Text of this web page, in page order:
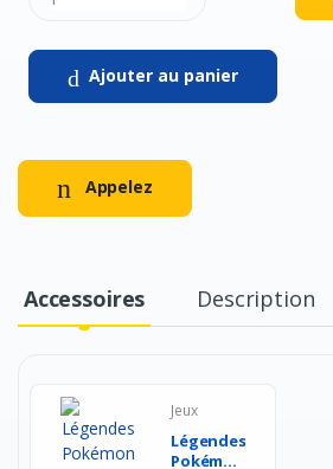
Ajouter au panier
Appelez
Accessoires Description
Jeux
Légendes
Pokémon